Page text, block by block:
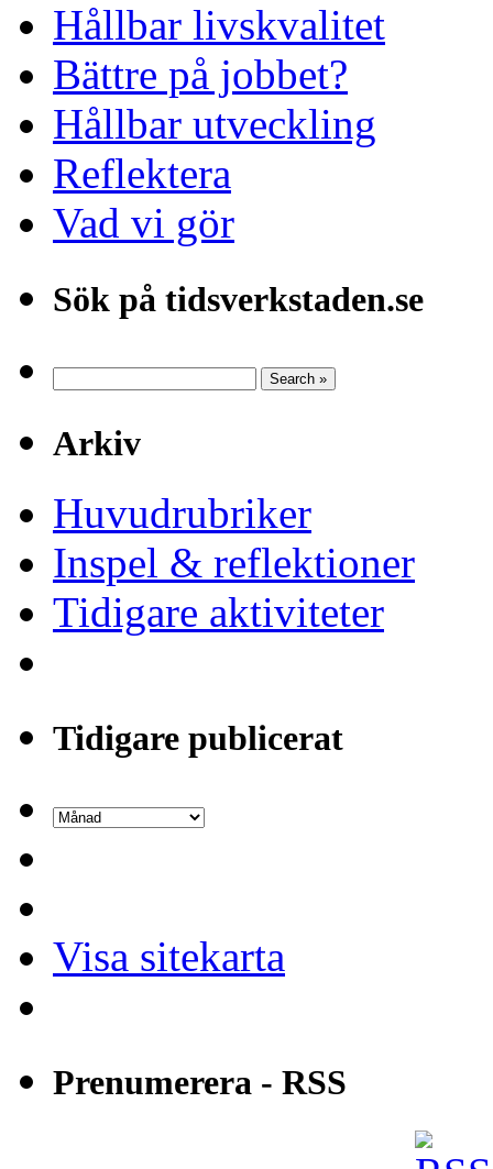
Hållbar livskvalitet
Bättre på jobbet?
Hållbar utveckling
Reflektera
Vad vi gör
Sök på tidsverkstaden.se
Arkiv
Huvudrubriker
Inspel & reflektioner
Tidigare aktiviteter
Tidigare publicerat
Visa sitekarta
Prenumerera - RSS